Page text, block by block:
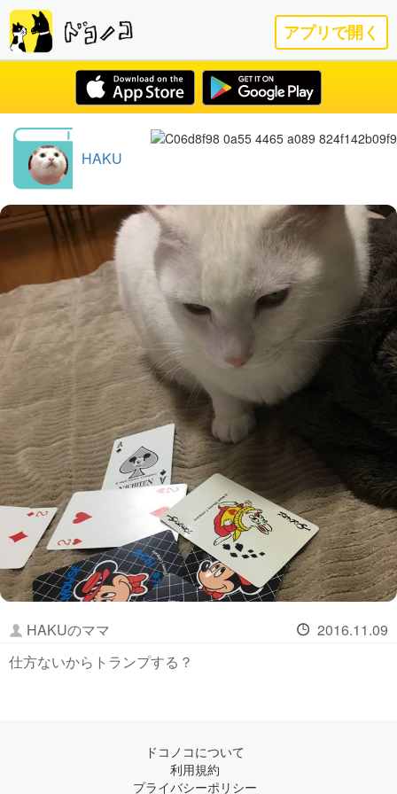
アプリで開く
HAKU
HAKUのママ
2016.11.09
仕方ないからトランプする？
ドコノコについて
利用規約
プライバシーポリシー